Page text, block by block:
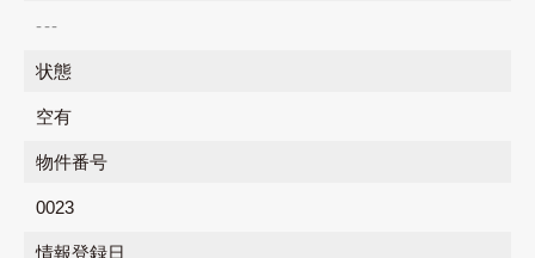
---
状態
空有
物件番号
0023
情報登録日